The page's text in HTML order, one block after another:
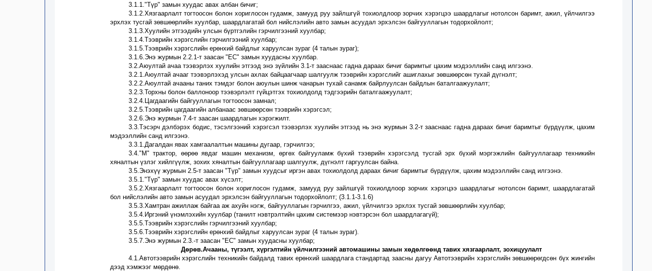
3.1.1 "Түр" замын хуудас авах албан бичиг;
3.1.2.Хязгаарлалт тогтоосон болон хориглосон гудамж, замууд руу зайлшгүй тохиолдлоор зорчих хэрэгцээ шаардлагыг нотолсон баримт, ажил, үйлчилгээ
эрхлэх тусгай зөвшөөрлийн хуулбар, шаардлагатай бол нийслэлийн авто замын асуудал эрхэлсэн байгууллагын тодорхойлолт;
3.1.3.Хуулийн этгээдийн улсын бүртгэлийн гэрчилгээний хуулбар;
3.1.4. Тээврийн хэрэгслийн гэрчилгээний хуулбар;
3.1.5.Тээврийн хэрэгслийн ерөнхий байдлыг харуулсан зураг (4 талын зураг);
3.1.6.Энэ журмын 2.2.1-т заасан "ЕС" замын хуудасны хуулбар.
3.2.Аюултай ачаа тээвэрлэх хуулийн этгээд энэ зүйлийн 3.1-т зааснаас гадна дараах бичиг баримтыг цахим мэдээллийн санд илгээнэ.
3.2.1.Аюултай ачааг тээвэрлэхэд улсын ахлах байцаагчаар шалгуулжтээврийн хэрэгслийг ашиглахыг зөвшөөрсөн тухай дүгнэлт;
3.2.2.Аюултай ачааны таних тэмдэг болон аюулын шинж чанарын тухай санамж байрлуулсан байдлын баталгаажуулалт;
3.2.3.Торхны болон баллоноор тээвэрлэлт гүйцэтгэх тохиолдолд тэдгээрийн баталгаажуулалт;
3.2.4.Цагдаагийн байгууллагын тогтоосон замнал;
3.2.5.Тээврийн цагдаагийн албанаас зөвшөөрсөн тээврийн хэрэгсэл;
3.2.6. Энэ журмын 7.4-т заасан шаардлагын хэрэгжилт.
3.3.Тэсэрч дэлбэрэх бодис, тэсэлгээний хэрэгсэл тээвэрлэх хуулийн этгээд нь энэ журмын 3. 2-т зааснаас гадна дараах бичиг баримтыг бүрдүүлж, цахим
мэдээллийн санд илгээнэ.
3.3.1.Дагалдан явах хамгаалалтын машины дугаар, гэрчилгээ;
3.4."М" трактор, өөрөө явдаг машин механизм, өргөх байгууламж бүхий тээврийн хэрэгсэлд тусгайэрх бүхий мэргэжлийн байгууллагаар техникийн
хяналтын үзлэг хийлгүүлж, зохих хяналтын байгууллагаар шалгуулж, дүгнэлт гаргуулсан байна.
3.5.Энэхүү журмын 2. 5-т заасан "Түр" замын хуудсыг иргэн авах тохиолдолд дараах бичиг баримтыг бүрдүүлж, цахим мэдээллийн санд илгээнэ.
3.5.1."Түр" замын хуудас авах хүсэлт;
3.5.2.Хязгаарлалт тогтоосон болон хориглосон гудамж, замууд руу зайлшгүй тохиолдлоор зорчих хэрэгцээ шаардлагыг нотолсон баримт, шаардлагатай
бол нийслэлийн авто замын асуудал эрхэлсэн байгууллагын тодорхойлолт; (3.1.1-3.1.6)
3.5.3.Хамтран ажиллаж байгаа аж ахуйн нэгж, байгууллагын гэрчилгээ, ажил, үйлчилгээ эрхлэх тусгай зөвшөөрлийн хуулбар;
3.5.4.Иргэний үнэмлэхийн хуулбар (танилт нэвтрэлтийн цахим системээр нэвтэрсэн бол шаардлагагүй);
3.5.5.Тээврийн хэрэгслийн гэрчилгээний хуулбар;
3.5.6.Тээврийн хэрэгслийн ерөнхий байдлыг харуулсан зураг (4 талын зураг).
3.5.7.Энэ журмын 2.3.-т заасан "ЕС" замын хуудасны хуулбар;
Дөрөв.Ачааны, түгээлт, хүргэлтийн үйлчилгээний автомашины замын хөдөлгөөнд тавих хязгаарлалт, зохицуулалт
4.1.Автотээврийн хэрэгслийн техникийн байдалд тавих ерөнхий шаардлага стандартад заасны дагууАвтотээврийн хэрэгслийн зөвшөөрөгдсөн бүх жингийн
дээд хэмжээг мөрдөнө.